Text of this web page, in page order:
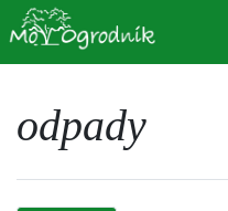
odpady